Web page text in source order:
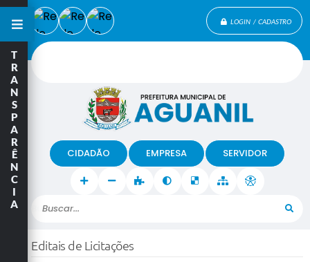
LOGIN / CADASTRO
Buscar...
CIDADÃO EMPRESA SERVIDOR
T
R
A
N
S
P
A
R
Ê
N
C
I
A
Editais de Licitações